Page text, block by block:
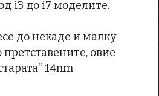
i3 до i7 моделите.
до некаде и малку
овие
14nm